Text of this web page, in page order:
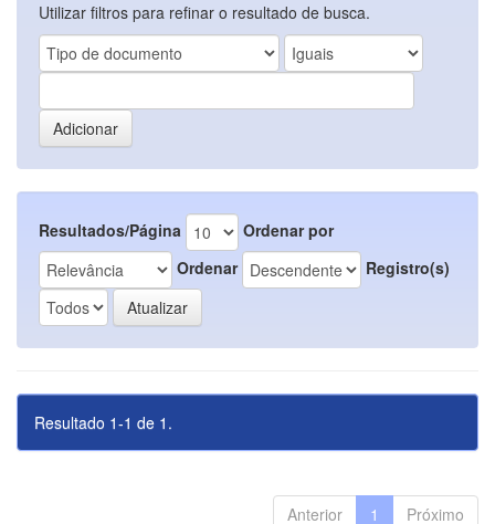
Utilizar filtros para refinar o resultado de busca.
Resultados/Página
Ordenar por
Ordenar
Registro(s)
Resultado 1-1 de 1.
Anterior 1 Próximo